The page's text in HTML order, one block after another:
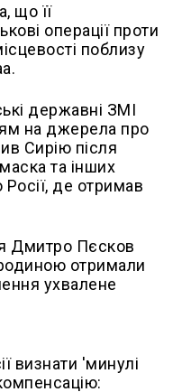
що її
операції проти
поблизу
державні ЗМІ
на джерела про
Сирію після
та інших
де отримав
Дмитро Пєсков
отримали
ухвалене